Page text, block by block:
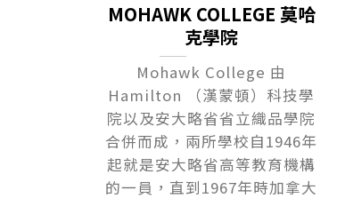
MOHAWK COLLEGE 莫哈
克學院
Mohawk College 由
Hamilton （漢蒙頓）科技學
院以及安大略省省立織品學院
合併而成，兩所學校自1946年
起就是安大略省高等教育機構
的一員，直到1967年時加拿大